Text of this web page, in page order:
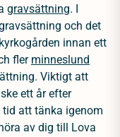
gravsättning. I
och det
innan ett
fler minneslund
Viktigt att
ett år efter
att tänka igenom
av dig till Lova